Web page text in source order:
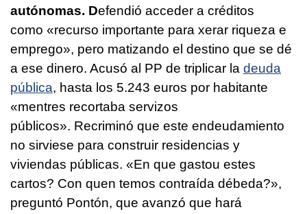
autónomas. Defendió acceder a créditos
como «recurso importante para xerar riqueza e
emprego», pero matizando el destino que se dé
a ese dinero. Acusó al PP de triplicar la deuda
pública, hasta los 5.243 euros por habitante
«mentres recortaba servizos
públicos». Recriminó que este endeudamiento
no sirviese para construir residencias y
viviendas públicas. «En que gastou estes
cartos? Con quen temos contraída débeda?»,
preguntó Pontón, que avanzó que hará